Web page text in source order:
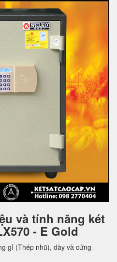
và tính năng két
- E Gold
gỉ (Thép nhũ), dày và cứng